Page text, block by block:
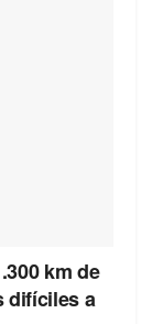
km de
difíciles a